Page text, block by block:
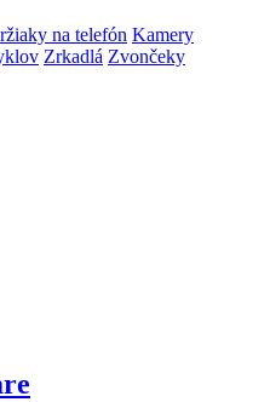
na telefón Kamery
Zrkadlá Zvončeky